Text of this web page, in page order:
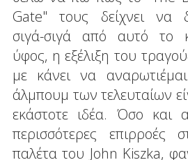
Gate" τους δείχνει να
σιγά-σιγά από αυτό το
ύφος, η εξέλιξη του
με κάνει να
άλμπουμ των τελευταίων
εκάστοτε ιδέα. Όσο
περισσότερες επιρροές
παλέτα του John Kiszka,